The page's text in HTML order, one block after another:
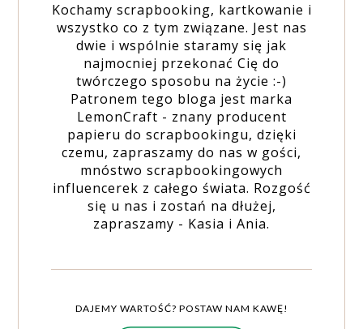
Kochamy scrapbooking, kartkowanie i
wszystko co z tym związane. Jest nas
dwie i wspólnie staramy się jak
najmocniej przekonać Cię do
twórczego sposobu na życie :-)
Patronem tego bloga jest marka
LemonCraft - znany producent
papieru do scrapbookingu, dzięki
czemu, zapraszamy do nas w gości,
mnóstwo scrapbookingowych
influencerek z całego świata. Rozgość
się u nas i zostań na dłużej,
zapraszamy - Kasia i Ania.
DAJEMY WARTOŚĆ? POSTAW NAM KAWĘ!